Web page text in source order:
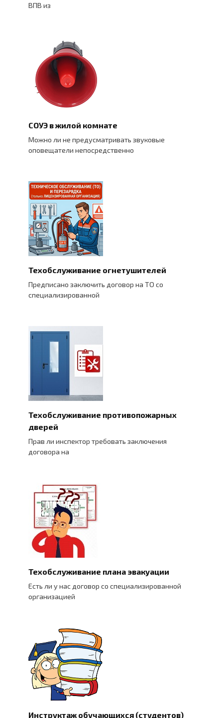
ВПВ из
СОУЭ в жилой комнате
Можно ли не предусматривать звуковые
оповещатели непосредственно
Техобслуживание огнетушителей
Предписано заключить договор на ТО со
специализированной
Техобслуживание противопожарных
дверей
Прав ли инспектор требовать заключения
договора на
Техобслуживание плана эвакуации
Есть ли у нас договор со специализированной
организацией
Инструктаж обучающихся (студентов)